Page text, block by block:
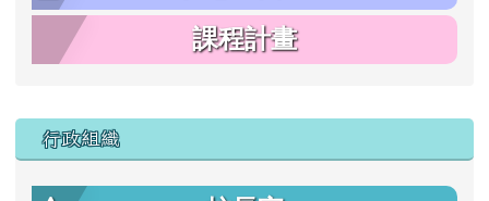
課程計畫
行政組織